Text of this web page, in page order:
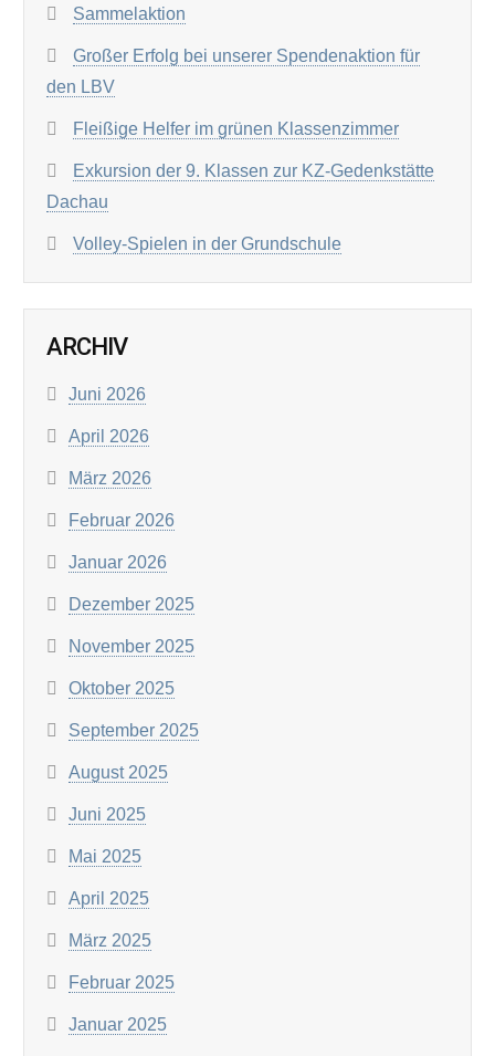
Sammelaktion
Großer Erfolg bei unserer Spendenaktion für
den LBV
Fleißige Helfer im grünen Klassenzimmer
Exkursion der 9. Klassen zur KZ-Gedenkstätte
Dachau
Volley-Spielen in der Grundschule
ARCHIV
Juni 2026
April 2026
März 2026
Februar 2026
Januar 2026
Dezember 2025
November 2025
Oktober 2025
September 2025
August 2025
Juni 2025
Mai 2025
April 2025
März 2025
Februar 2025
Januar 2025